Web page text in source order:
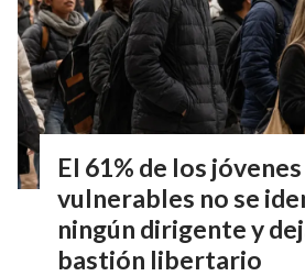
El 61% de los jóvenes
vulnerables no se
ningún dirigente y
bastión libertario